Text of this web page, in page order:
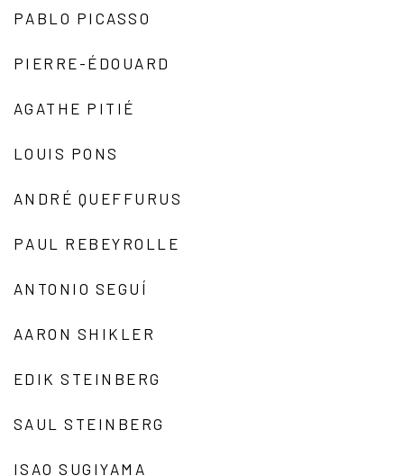
PABLO PICASSO
PIERRE-ÉDOUARD
AGATHE PITIÉ
LOUIS PONS
ANDRÉ QUEFFURUS
PAUL REBEYROLLE
ANTONIO SEGUÍ
AARON SHIKLER
EDIK STEINBERG
SAUL STEINBERG
ISAO SUGIYAMA